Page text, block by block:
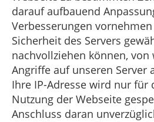
darauf aufbauend
Verbesserungen
Sicherheit des Servers
nachvollziehen können, von
Angriffe auf unseren Server
Ihre IP-Adresse wird nur für
Nutzung der Webseite
Anschluss daran